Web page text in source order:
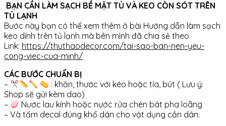
BẠN CẦN LÀM SẠCH BỀ MẶT TỦ VÀ KEO CÒN SÓT TRÊN
TỦ LẠNH
Bước này bạn có thể xem thêm ở bài Hướng dẫn làm sạch
keo dính trên tủ lạnh mà bên mình đã chia sẻ theo
Link: https://thuthaodecor.com/tai-sao-ban-nen-yeu-
cong-viec-cua-minh/
CÁC BƯỚC CHUẨN BỊ
–
: khăn, thước với kéo hoặc tỉa, bút ( Lưu ý:
Shop sẽ gửi kèm dao)
–
Nước lau kính hoặc nước rửa chén bát pha loãng
– Và tấm decal đúng khổ dán cho vật dụng cần dán.